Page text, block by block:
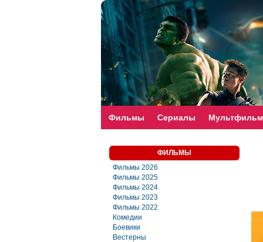
faste-torrent.com
Фильмы Сериалы
ФИЛЬМЫ
Фильмы 2026
Фильмы 2025
Фильмы 2024
Фильмы 2023
Фильмы 2022
Комедии
Боевики
Вестерны